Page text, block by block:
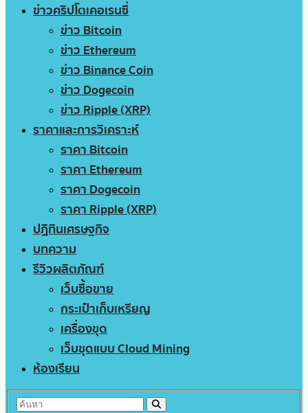
ข่าวคริปโตเคอเรนซี่
ข่าว Bitcoin
ข่าว Ethereum
ข่าว Binance Coin
ข่าว Dogecoin
ข่าว Ripple (XRP)
ราคาและการวิเคราะห์
ราคา Bitcoin
ราคา Ethereum
ราคา Dogecoin
ราคา Ripple (XRP)
ปฏิทินเศรษฐกิจ
บทความ
รีวิวผลิตภัณฑ์
เว็บซื้อขาย
กระเป๋าเก็บเหรียญ
เครื่องขุด
เว็บขุดแบบ Cloud Mining
ห้องเรียน